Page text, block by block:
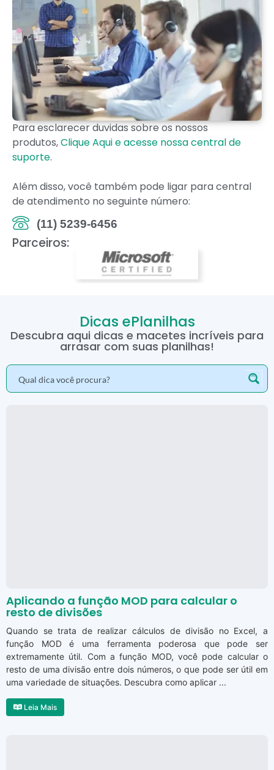
Para esclarecer duvidas sobre os nossos
produtos,Clique Aqui e acesse nossa central de
suporte.
Além disso, você também pode ligar para central
de atendimento no seguinte número:
(11) 5239-6456
Parceiros:
Dicas ePlanilhas
Descubra aqui dicas e macetes incríveis para
arrasar com suas planilhas!
Aplicando a função MOD para calcular o
resto de divisões
Quando se trata de realizar cálculos de divisão no Excel, a
função MOD é uma ferramenta poderosa que pode ser
extremamente útil. Com a função MOD, você pode calcular o
resto de uma divisão entre dois números, o que pode ser útil em
uma variedade de situações. Descubra como aplicar ...
Leia Mais